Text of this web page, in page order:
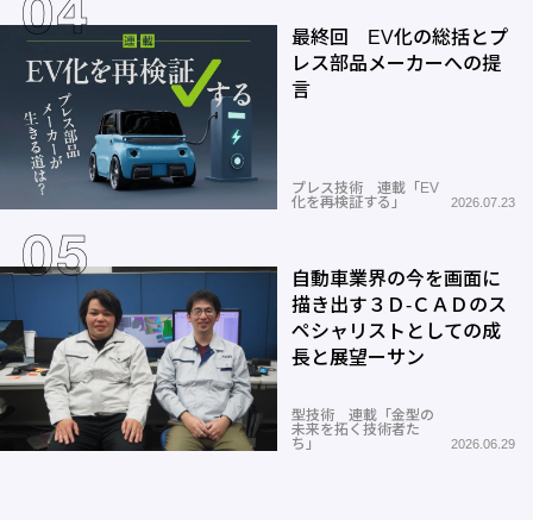
最終回 EV化の総括とプ
レス部品メーカーへの提
言
プレス技術 連載「EV
化を再検証する」
2026.07.23
自動車業界の今を画面に
描き出す３Ｄ-ＣＡＤのス
ペシャリストとしての成
長と展望ーサン
型技術 連載「金型の
未来を拓く技術者た
ち」
2026.06.29